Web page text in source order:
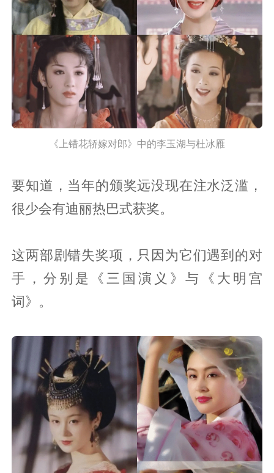
《上错花轿嫁对郎》中的李玉湖与杜冰雁
要知道，当年的颁奖远没现在注水泛滥，
很少会有迪丽热巴式获奖。
这两部剧错失奖项，只因为它们遇到的对
手，分别是《三国演义》与《大明宫
词》。